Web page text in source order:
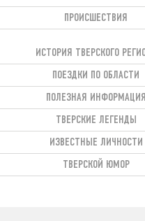
ПРОИСШЕСТВИЯ
ИСТОРИЯ ТВЕРСКОГО
ПОЕЗДКИ ПО ОБЛАСТИ
ПОЛЕЗНАЯ ИНФОРМАЦИЯ
ТВЕРСКИЕ ЛЕГЕНДЫ
ИЗВЕСТНЫЕ ЛИЧНОСТИ
ТВЕРСКОЙ ЮМОР